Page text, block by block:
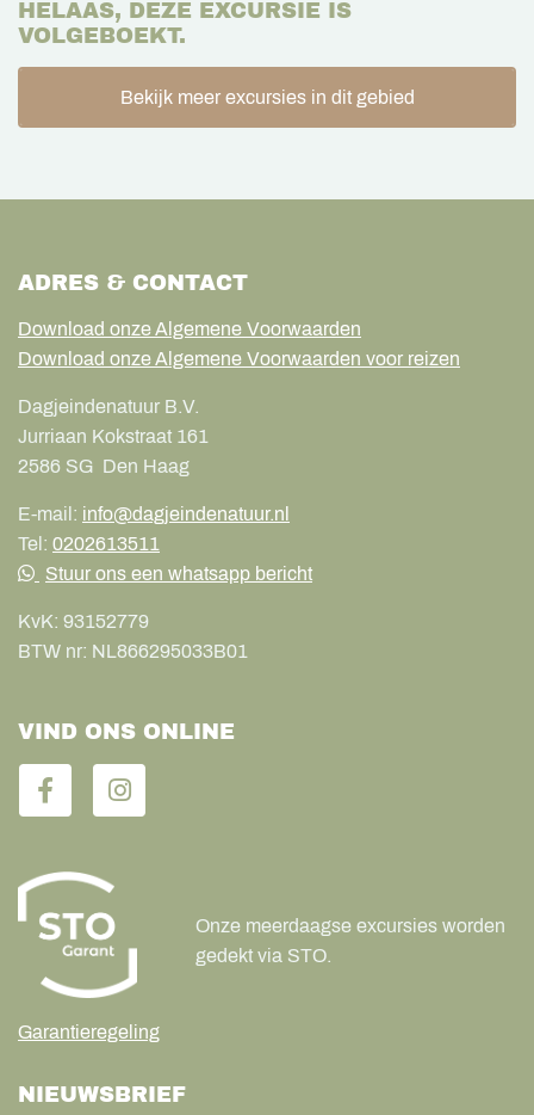
HELAAS, DEZE EXCURSIE IS
VOLGEBOEKT.
Bekijk meer excursies in dit gebied
ADRES & CONTACT
Download onze Algemene Voorwaarden
Download onze Algemene Voorwaarden voor reizen
Dagjeindenatuur B.V.
Jurriaan Kokstraat 161
2586 SG Den Haag
E-mail: info@dagjeindenatuur.nl
Tel: 0202613511
Stuur ons een whatsapp bericht
KvK: 93152779
BTW nr: NL866295033B01
VIND ONS ONLINE
Garantieregeling
Onze meerdaagse excursies worden
gedekt via STO.
NIEUWSBRIEF